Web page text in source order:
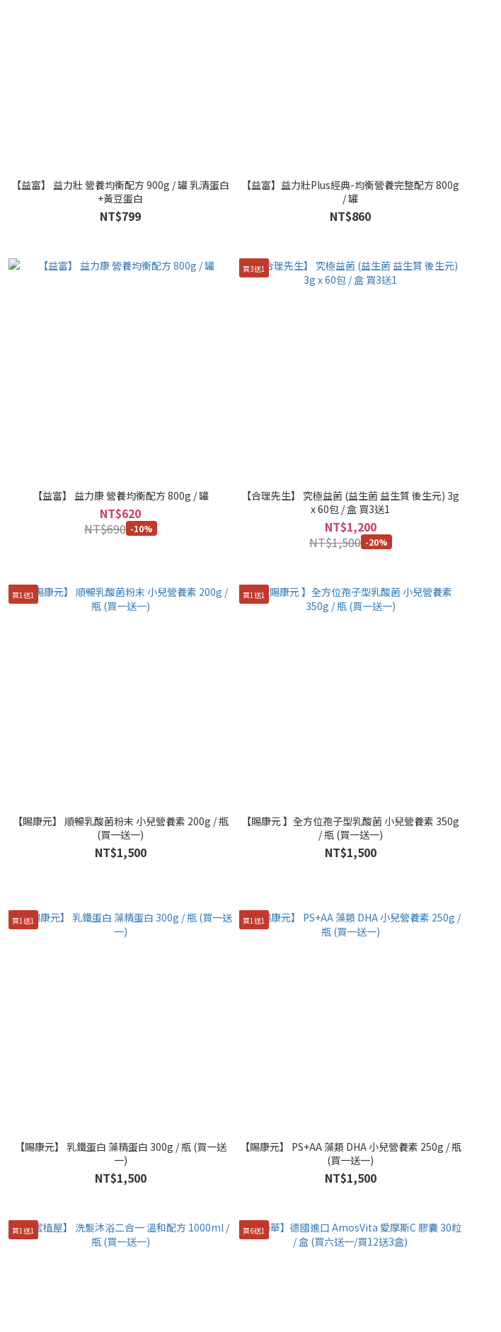
【益富】 益力壯 營養均衡配方 900g / 罐 乳清蛋白
+黃豆蛋白
NT$799
【益富】益力壯Plus經典-均衡營養完整配方 800g
/ 罐
NT$860
【益富】 益力康 營養均衡配方 800g / 罐
NT$620
NT$690 -10%
買3送1
【合理先生】 究極益菌 (益生菌 益生質 後生元) 3g
x 60包 / 盒 買3送1
NT$1,200
NT$1,500 -20%
買1送1
【賜康元】 順暢乳酸菌粉末 小兒營養素 200g / 瓶
(買一送一)
NT$1,500
買1送1
【賜康元 】全方位孢子型乳酸菌 小兒營養素 350g
/ 瓶 (買一送一)
NT$1,500
買1送1
【賜康元】 乳鐵蛋白 藻精蛋白 300g / 瓶 (買一送
一)
NT$1,500
買1送1
【賜康元】 PS+AA 藻類 DHA 小兒營養素 250g / 瓶
(買一送一)
NT$1,500
買1送1 買6送1